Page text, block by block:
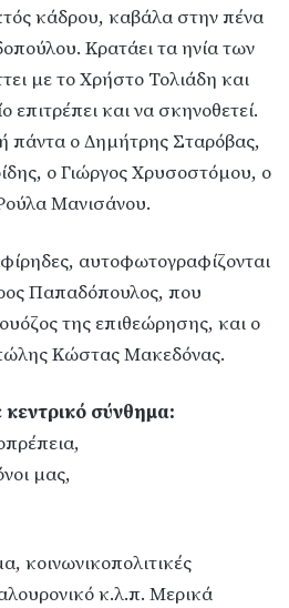
κάδρου, καβάλα στην πένα
Κρατάει τα ηνία των
με το Χρήστο Τολιάδη και
επιτρέπει και να σκηνοθετεί.
πάντα ο Δημήτρης Σταρόβας,
ο Γιώργος Χρυσοστόμου, ο
Μανισάνου.
αυτοφωτογραφίζονται
Παπαδόπουλος, που
της επιθεώρησης, και ο
Κώστας Μακεδόνας.
κεντρικό σύνθημα:
μας,
κοινωνικοπολιτικές
κ.λ.π. Μερικά